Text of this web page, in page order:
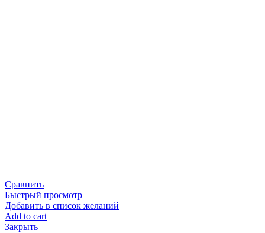
Сравнить
Быстрый просмотр
Добавить в список желаний
Add to cart
Закрыть